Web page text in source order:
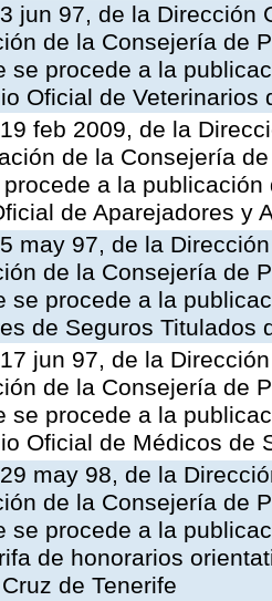
jun 97, de la Dirección
de la Consejería de
se procede a la
Oficial de Veterinarios
feb 2009, de la
de la Consejería
a la
de Aparejadores y
may 97, de la
de la Consejería de
se procede a la
de Seguros Titulados
jun 97, de la
de la Consejería de
se procede a la
Oficial de Médicos de
may 98, de la
de la Consejería de
se procede a la
de honorarios
de Tenerife